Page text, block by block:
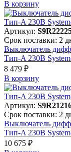
В корзинy
Артикул:
Срок поставки: 2
Выключатель
Тип-A 230В
8 479 ₽
В корзинy
Артикул:
Срок поставки: 2
Выключатель
Тип-A 230В
10 675 ₽